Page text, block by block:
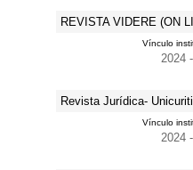
REVISTA VIDERE (ON
Vínculo
2024
Revista Jurídica-
Vínculo
2024